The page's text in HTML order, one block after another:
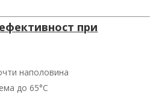
при
наполовина
до 65°C